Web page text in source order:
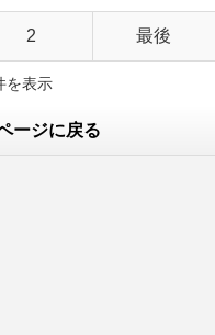
2 最後
を表示
ージに戻る